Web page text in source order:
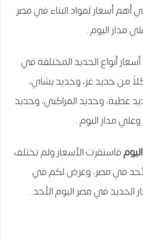
أهم أسعار لمواد البناء في مصر
مدار اليوم .
أنواع الحديد المختلفة في
من حديد عز، وحديد بشاي،
عطية، وحديد المراكبي، وحديد
مدار اليوم .
فاستقرت الأسعار ولم تختلف
في مصر، وعرض لكم في
الحديد في مصر اليوم الأحد .